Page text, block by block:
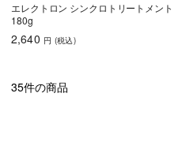
エレクトロン シンクロトリートメント
180g
2,640 円 (税込)
35件の商品